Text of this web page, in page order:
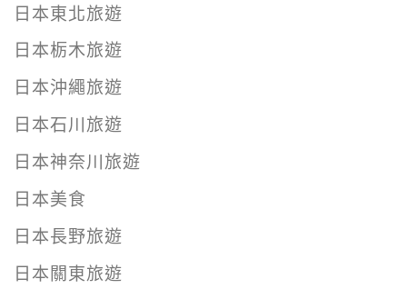
日本東北旅遊
日本栃木旅遊
日本沖繩旅遊
日本石川旅遊
日本神奈川旅遊
日本美食
日本長野旅遊
日本關東旅遊